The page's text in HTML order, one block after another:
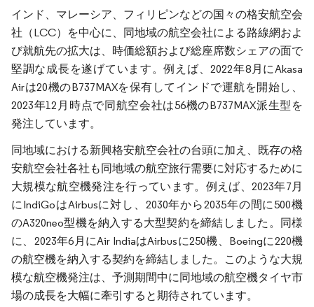
インド、マレーシア、フィリピンなどの国々の格安航空会
社（LCC）を中心に、同地域の航空会社による路線網およ
び就航先の拡大は、時価総額および総座席数シェアの面で
堅調な成長を遂げています。例えば、2022年8月にAkasa
Airは20機のB737MAXを保有してインドで運航を開始し、
2023年12月時点で同航空会社は56機のB737MAX派生型を
発注しています。
同地域における新興格安航空会社の台頭に加え、既存の格
安航空会社各社も同地域の航空旅行需要に対応するために
大規模な航空機発注を行っています。例えば、2023年7月
にIndiGoはAirbusに対し、2030年から2035年の間に500機
のA320neo型機を納入する大型契約を締結しました。同様
に、2023年6月にAir IndiaはAirbusに250機、Boeingに220機
の航空機を納入する契約を締結しました。このような大規
模な航空機発注は、予測期間中に同地域の航空機タイヤ市
場の成長を大幅に牽引すると期待されています。